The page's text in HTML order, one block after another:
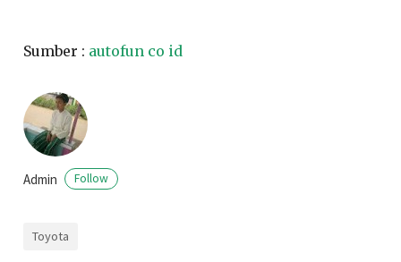
Sumber : autofun co id
Admin Follow
Toyota